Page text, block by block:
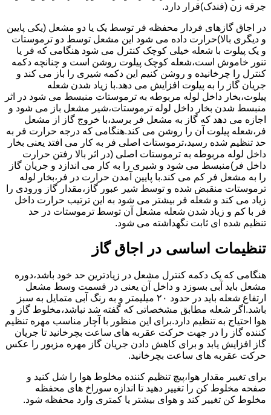
جرقه زن (فندک)قرار دارد.
در اجاق گازهای فردار محفظه فر توسط یک یا دو مشعل (یکی پایین
و دیگری بالا)حرارت داده می شود این مشعل توسط دو ترموستات
و یک پیلوت با شعله خیلی کوچک کنترل می شود هنگامی که فر یا
تنور خاموش است،شعله کوچک پیلوت روشن است و چنانچه دکمه
کنترل را چرخانیده و روشن کنیم این دکمه شیری را باز می کند و
جریان گاز را به پیلوت افزایش می دهد.با زیاد شدن شعله
پیلوت،بخار داخل لوله مربوطه به ترموستات منبسط می شود در اثر
منبسط شدن بخار داخل لوله ترموستات،شیر مشعل باز می شود و
اجازه می دهد که گاز به مشعل فر برسد،با خروج گاز از مشعل
فر،شعله پیلوت آن را روشن می کند.هنگامی که درجه حرارت فر به
حد تنظیم شده رسید،ترموستات اصلی فر به کار می افتد یعنی بخار
داخل لوله مربوطه به ترموستات اصلی (در اثر بالا رفتن حرارت
داخل فر)منبسط می شود و شیری را به کار می اندازد و جریان گاز
را به مشعل فر کم می کند.با پایین آمدن حرارت در فر،بخار لوله
ترموستات منقبض شده و توسط شیر عبور گاز،مقدار گاز ورودی را
زیاد می کند و شعله فر بیشتر می شود به این ترتیب حرارت داخل
فر با کم و زیاد شدن شعله مشعل آن توسط ترموستات در حد
تنظیم شده ای ثابت نگهداشته می شود.
تنظیمات اساسی در اجاق گاز
هنگامی که یک دکمه کنترل مشعل در زیادترین حد خود باشد،دوره
مشعل باید آبی بسوزد و داخل آن یعنی در قسمت وسط مشعل
ارتفاع شعله باید در حدود ۲۰ میلیمتر و به رنگ آبی متمایل به سبز
باشد.اگر شعله مطابق مشخصاتی که گفته شد نباشد،مخلوط گاز و
هوا احتیاج به تنظیم دارد.برای این منظور با آچار مناسب مهره تنظیم
کننده گاز را در جهت حرکت عقربه های ساعت بچرخانید تا جریان
گاز افزایش یابد و برای کاهش دادن جریان گاز مهره مزبور را عکس
حرکت عقربه های ساعت بچرخانید.
برای تغییر مقدار هوا،پیچ تنظیم کننده مخلوط هوا را شل کنید و
صفحه مخلوط کن را تغییر دهید تا اندازه سوراخ های محفظه
مخلوط کن تغییر کند و هوای بیشتر یا کمتری وارد محفظه شود.